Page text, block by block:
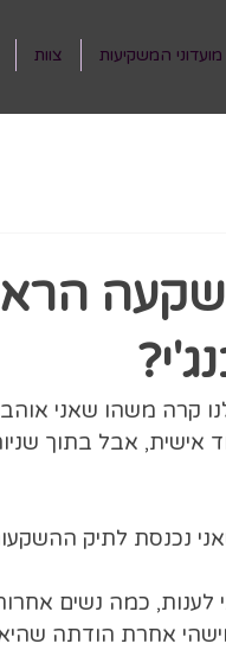
מועדוני המשקיעות צוות
קרה משהו שאני
אישית, אבל בתוך
נכנסת לתיק
לענות, כמה נשים
אחרת הודתה